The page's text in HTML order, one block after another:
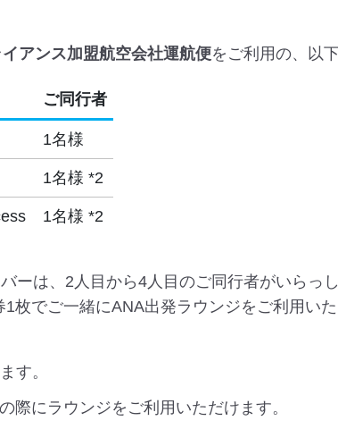
アンス加盟航空会社運航便をご利用の、以
ご同行者
1名様
1名様 *2
1名様 *2
ーは、2人目から4人目のご同行者がいらっ
枚でご一緒にANA出発ラウンジをご利用いた
す。
際にラウンジをご利用いただけます。